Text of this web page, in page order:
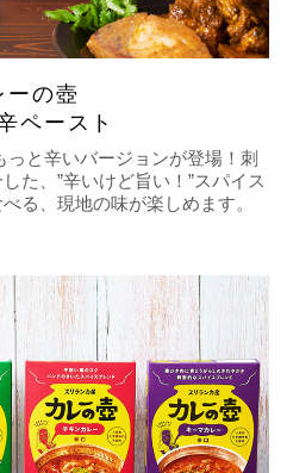
ーの壺
ペースト
っと辛いバージョンが登場！刺
た、”辛いけど旨い！”スパイス
る、現地の味が楽しめます。